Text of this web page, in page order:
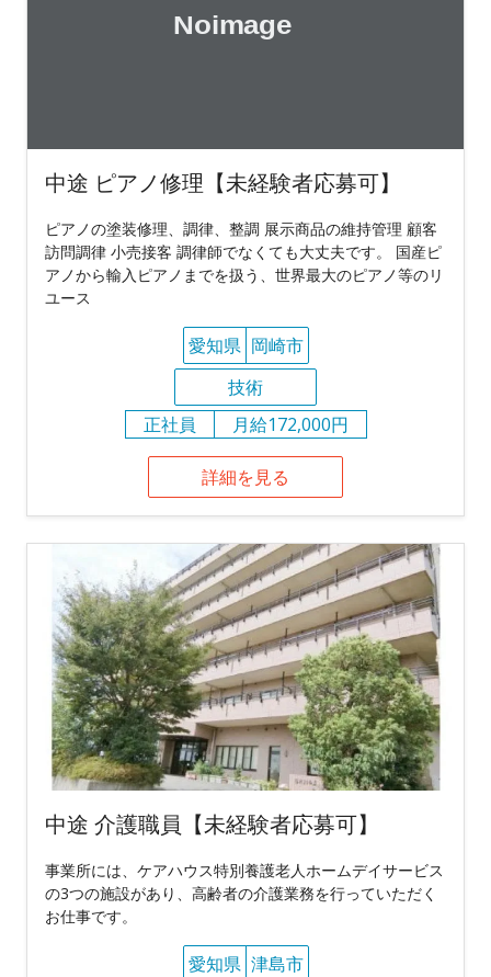
中途 ピアノ修理【未経験者応募可】
ピアノの塗装修理、調律、整調 展示商品の維持管理 顧客
訪問調律 小売接客 調律師でなくても大丈夫です。 国産ピ
アノから輸入ピアノまでを扱う、世界最大のピアノ等のリ
ユース
愛知県 岡崎市
技術
正社員
月給172,000円
詳細を見る
中途 介護職員【未経験者応募可】
事業所には、ケアハウス特別養護老人ホームデイサービス
の3つの施設があり、高齢者の介護業務を行っていただく
お仕事です。
愛知県 津島市